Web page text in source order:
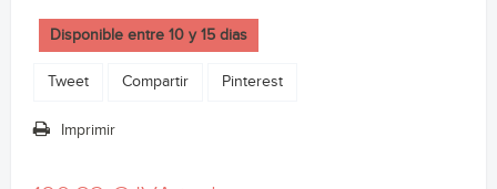
Disponible entre 10 y 15 dias
Tweet Compartir Pinterest
Imprimir